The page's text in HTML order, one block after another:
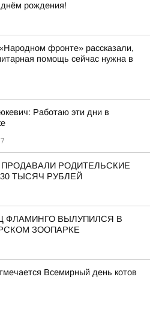
рождения!
фронте» рассказали,
помощь сейчас нужна в
Работаю эти дни в
РОДИТЕЛЬСКИЕ
ТЫСЯЧ РУБЛЕЙ
ФЛАМИНГО ВЫЛУПИЛСЯ В
ЗООПАРКЕ
Всемирный день котов